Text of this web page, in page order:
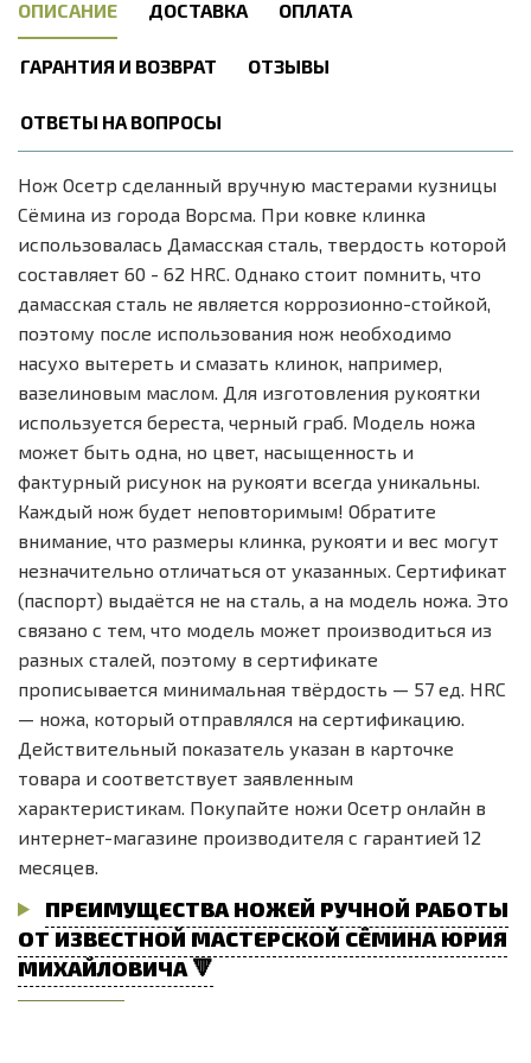
ОПИСАНИЕ ДОСТАВКА ОПЛАТА
ГАРАНТИЯ И ВОЗВРАТ ОТЗЫВЫ
ОТВЕТЫ НА ВОПРОСЫ
Нож Осетр сделанный вручную мастерами кузницы
Сёмина из города Ворсма. При ковке клинка
использовалась Дамасская сталь, твердость которой
составляет 60 - 62 HRC. Однако стоит помнить, что
дамасская сталь не является коррозионно-стойкой,
поэтому после использования нож необходимо
насухо вытереть и смазать клинок, например,
вазелиновым маслом. Для изготовления рукоятки
используется береста, черный граб. Модель ножа
может быть одна, но цвет, насыщенность и
фактурный рисунок на рукояти всегда уникальны.
Каждый нож будет неповторимым! Обратите
внимание, что размеры клинка, рукояти и вес могут
незначительно отличаться от указанных. Сертификат
(паспорт) выдаётся не на сталь, а на модель ножа. Это
связано с тем, что модель может производиться из
разных сталей, поэтому в сертификате
прописывается минимальная твёрдость — 57 ед. HRC
— ножа, который отправлялся на сертификацию.
Действительный показатель указан в карточке
товара и соответствует заявленным
характеристикам. Покупайте ножи Осетр онлайн в
интернет-магазине производителя с гарантией 12
месяцев.
ПРЕИМУЩЕСТВА НОЖЕЙ РУЧНОЙ РАБОТЫ
ОТ ИЗВЕСТНОЙ МАСТЕРСКОЙ СЁМИНА ЮРИЯ
МИХАЙЛОВИЧА 🔻